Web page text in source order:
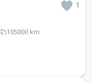
1
105000 km